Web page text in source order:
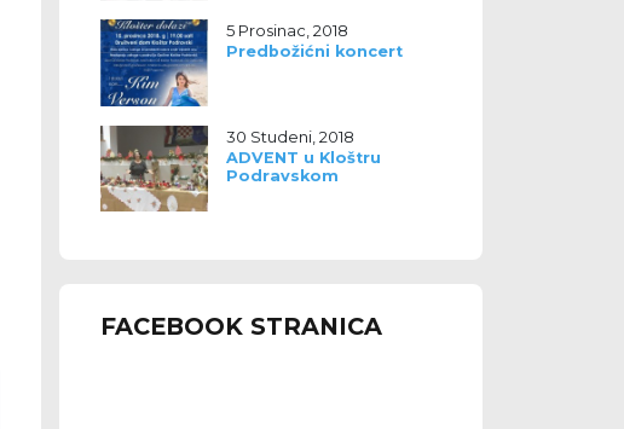
5 Prosinac, 2018
Predbožićni koncert
30 Studeni, 2018
ADVENT u Kloštru
Podravskom
FACEBOOK STRANICA